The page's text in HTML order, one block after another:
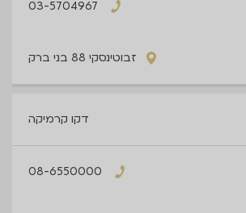
זבוטינסקי 88 בני ברק
דקו קרמיקה